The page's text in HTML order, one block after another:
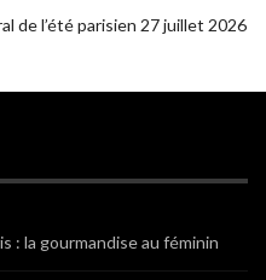
de l’été parisien 27 juillet 2026
: la gourmandise au féminin